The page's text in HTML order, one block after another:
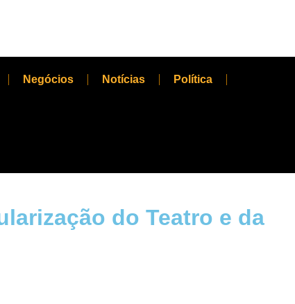
Negócios Notícias Política
do Teatro e da